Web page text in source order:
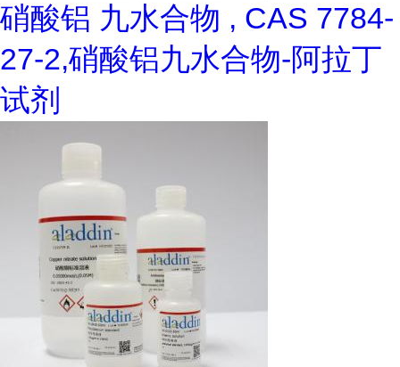
硝酸铝 九水合物 , CAS 7784-
27-2,硝酸铝九水合物-阿拉丁
试剂